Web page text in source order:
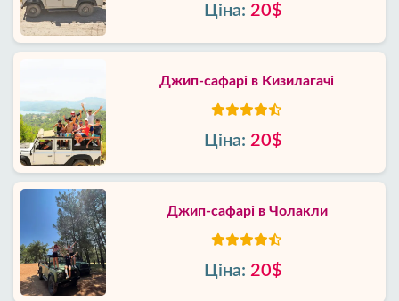
Ціна: 20$
Джип-сафарі в Кизилагачі
Ціна: 20$
Джип-сафарі в Чолакли
Ціна: 20$